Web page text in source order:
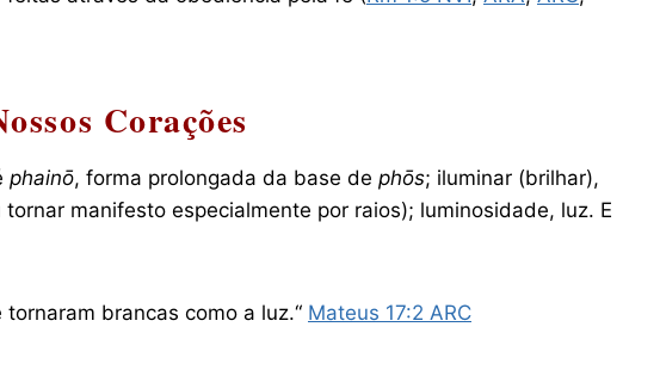
Corações
phainō, forma prolongada da base de phōs; iluminar (brilhar),
tornar manifesto especialmente por raios); luminosidade, luz. E
brancas como a luz.“ Mateus‬ ‭17‬:‭2‬ ‭ARC‬‬